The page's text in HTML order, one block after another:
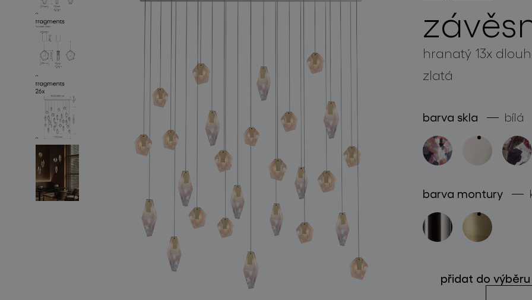
kolekce svítidel
světelné konstelace
pro profesionály
sledujte nás
hranatý 13x
zlatá
barva skla bílá
barva montury
přidat do výběru